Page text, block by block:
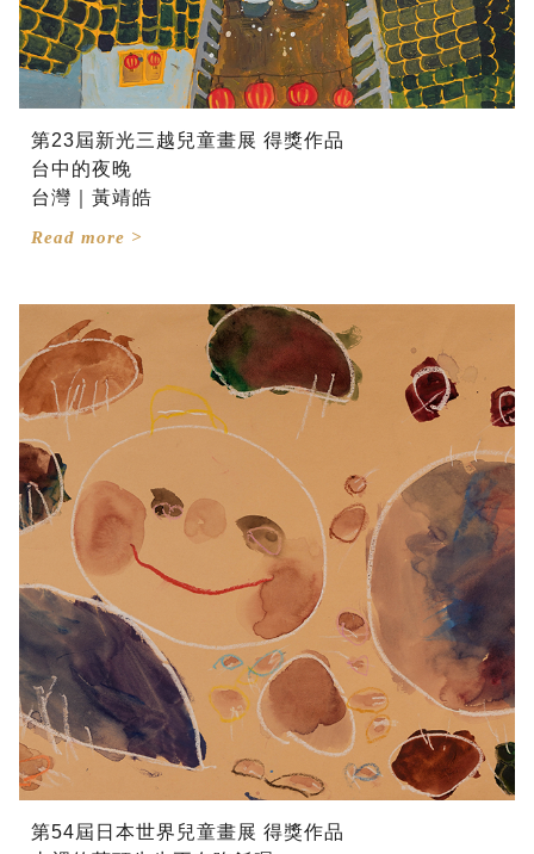
第23屆新光三越兒童畫展 得獎作品
台中的夜晚
台灣｜黃靖皓
Read more >
第54屆日本世界兒童畫展 得獎作品